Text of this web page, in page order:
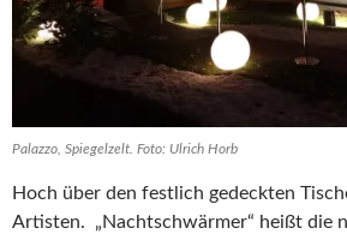
Palazzo, Spiegelzelt. Foto: Ulrich Horb
Hoch über den festlich gedeckten
Artisten. „Nachtschwärmer“ heißt die